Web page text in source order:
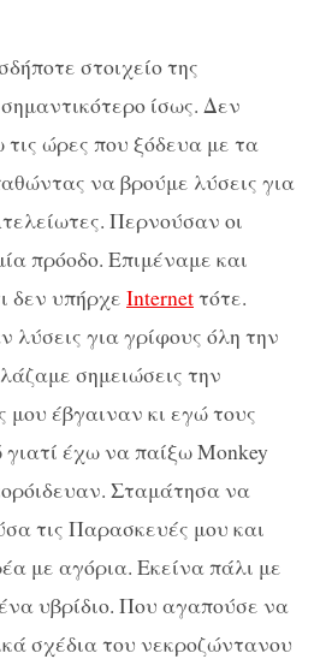
στοιχείο της
ίσως. Δεν
ώρες που ξόδευα με τα
να βρούμε λύσεις για
Περνούσαν οι
πρόοδο. Επιμέναμε και
δεν υπήρχε Internetτότε.
για γρίφους όλη την
σημειώσεις την
έβγαιναν κι εγώ τους
έχω να παίξω Monkey
Σταμάτησα να
τις Παρασκευές μου και
με αγόρια. Εκείνα πάλι με
υβρίδιο. Που αγαπούσε να
σχέδια του νεκροζώντανου